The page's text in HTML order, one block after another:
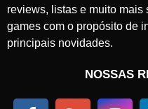
reviews, listas e muito
games com o propósito de
principais novidades.
NOSSAS